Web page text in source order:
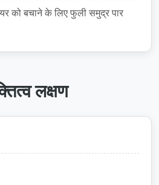
को बचाने के लिए फुली समुद्र पार
लक्षण